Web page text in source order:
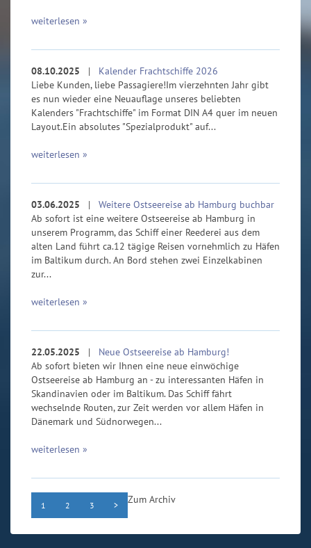
weiterlesen »
08.10.2025 | Kalender Frachtschiffe 2026
Liebe Kunden, liebe Passagiere!Im vierzehnten Jahr gibt
es nun wieder eine Neuauflage unseres beliebten
Kalenders "Frachtschiffe" im Format DIN A4 quer im neuen
Layout.Ein absolutes "Spezialprodukt" auf...
weiterlesen »
03.06.2025 | Weitere Ostseereise ab Hamburg buchbar
Ab sofort ist eine weitere Ostseereise ab Hamburg in
unserem Programm, das Schiff einer Reederei aus dem
alten Land führt ca.12 tägige Reisen vornehmlich zu Häfen
im Baltikum durch. An Bord stehen zwei Einzelkabinen
zur...
weiterlesen »
22.05.2025 | Neue Ostseereise ab Hamburg!
Ab sofort bieten wir Ihnen eine neue einwöchige
Ostseereise ab Hamburg an - zu interessanten Häfen in
Skandinavien oder im Baltikum. Das Schiff fährt
wechselnde Routen, zur Zeit werden vor allem Häfen in
Dänemark und Südnorwegen...
weiterlesen »
1 2 3 > Zum Archiv